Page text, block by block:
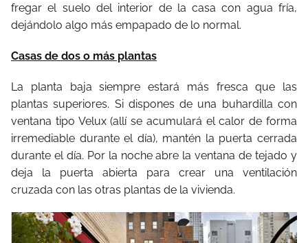
fregar el suelo del interior de la casa con agua fría,
dejándolo algo más empapado de lo normal.
Casas de dos o más plantas
La planta baja siempre estará más fresca que las
plantas superiores. Si dispones de una buhardilla con
ventana tipo Velux (allí se acumulará el calor de forma
irremediable durante el día), mantén la puerta cerrada
durante el día. Por la noche abre la ventana de tejado y
deja la puerta abierta para crear una ventilación
cruzada con las otras plantas de la vivienda.